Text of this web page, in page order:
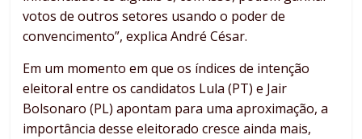
votos de outros setores usando o poder de
convencimento”, explica André César.
Em um momento em que os índices de intenção
eleitoral entre os candidatos Lula (PT) e Jair
Bolsonaro (PL) apontam para uma aproximação, a
importância desse eleitorado cresce ainda mais,